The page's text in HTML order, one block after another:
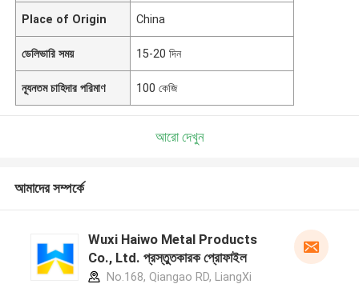
Place of Origin China
ডেলিভারি সময় 15-20 দিন
ন্যূনতম চাহিদার পরিমাণ 100 কেজি
আরো দেখুন
আমাদের সম্পর্কে
Wuxi Haiwo Metal Products
Co., Ltd. প্রস্তুতকারক প্রোফাইল
No.168, Qiangao RD, LiangXi